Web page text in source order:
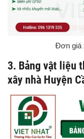
Đơn giá
3. Bảng vật liệu
xây nhà Huyện